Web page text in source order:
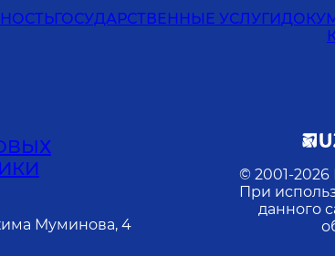
ГОСУДАРСТВЕННЫЕ УСЛУГИ
Муминова, 4
© 2001-2026
При
данного